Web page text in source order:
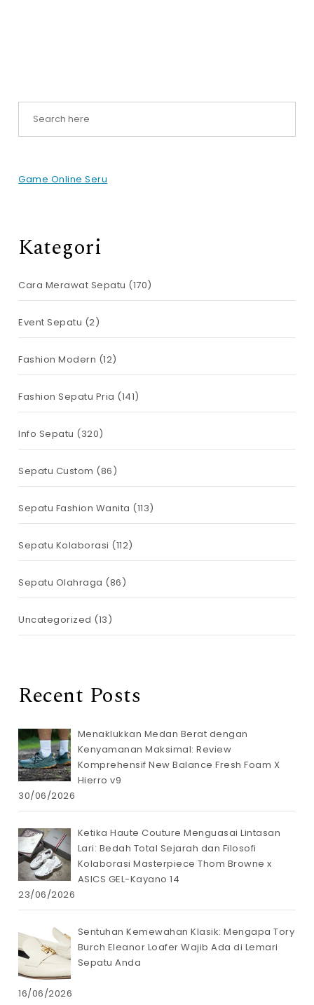
Game Online Seru
Kategori
Cara Merawat Sepatu (170)
Event Sepatu (2)
Fashion Modern (12)
Fashion Sepatu Pria (141)
Info Sepatu (320)
Sepatu Custom (86)
Sepatu Fashion Wanita (113)
Sepatu Kolaborasi (112)
Sepatu Olahraga (86)
Uncategorized (13)
Recent Posts
Menaklukkan Medan Berat dengan
Kenyamanan Maksimal: Review
Komprehensif New Balance Fresh Foam X
Hierro v9
30/06/2026
Ketika Haute Couture Menguasai Lintasan
Lari: Bedah Total Sejarah dan Filosofi
Kolaborasi Masterpiece Thom Browne x
ASICS GEL-Kayano 14
23/06/2026
Sentuhan Kemewahan Klasik: Mengapa Tory
Burch Eleanor Loafer Wajib Ada di Lemari
Sepatu Anda
16/06/2026